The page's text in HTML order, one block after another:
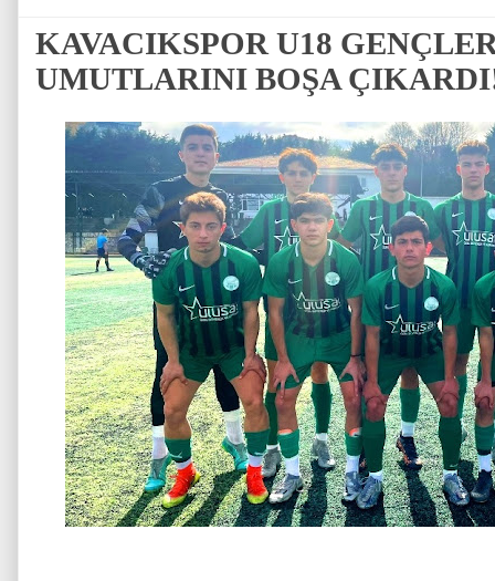
KAVACIKSPOR U18
UMUTLARINI BOŞA